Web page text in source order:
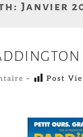
Janvier
- Post